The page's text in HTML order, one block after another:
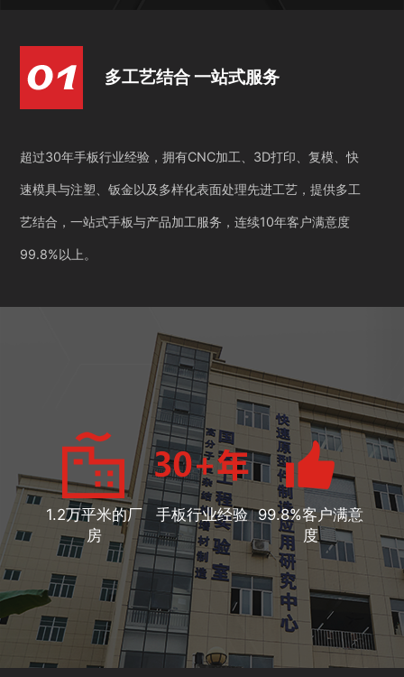
多工艺结合 一站式服务
超过30年手板行业经验，拥有CNC加工、3D打印、复模、快
速模具与注塑、钣金以及多样化表面处理先进工艺，提供多工
艺结合，一站式手板与产品加工服务，连续10年客户满意度
99.8%以上。
1.2万平米的厂
房
手板行业经验 99.8%客户满意
度